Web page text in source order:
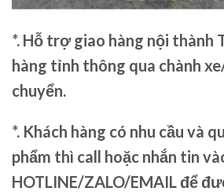
*. Hỗ trợ giao hàng nội thành
hàng tỉnh thông qua chành
chuyển.
*. Khách hàng có nhu cầu và
phẩm thì call hoặc nhắn tin
HOTLINE/ZALO/EMAIL để